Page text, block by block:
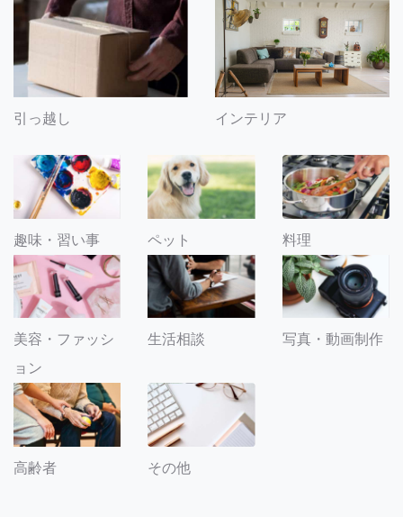
引っ越し インテリア
趣味・習い事 ペット 料理
美容・ファッシ
ョン
生活相談 写真・動画制作
高齢者 その他